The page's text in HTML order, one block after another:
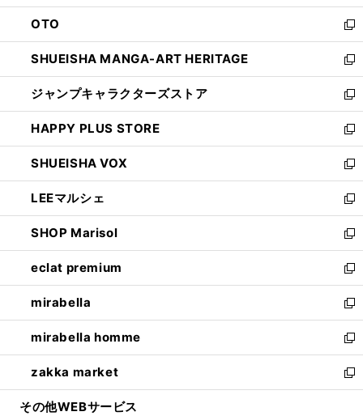
ウ
で
開
く
ン
ド
ウ
で
開
く
OTO
新
し
い
ウ
ィ
ン
ド
ウ
で
開
く
SHUEISHA MANGA-ART HERITAGE
新
し
い
ウ
ィ
ン
ド
ウ
で
開
く
ジャンプキャラクターズストア
新
し
い
ウ
ィ
ン
ド
ウ
で
開
く
HAPPY PLUS STORE
新
し
い
ウ
ィ
ン
ド
ウ
で
開
く
SHUEISHA VOX
新
し
い
ウ
ィ
ン
ド
ウ
で
開
く
LEEマルシェ
新
し
い
ウ
ィ
ン
ド
ウ
で
開
く
SHOP Marisol
新
し
い
ウ
ィ
ン
ド
ウ
で
開
eclat premium
新
し
い
ウ
ィ
ン
ド
ウ
mirabella
新
し
い
ウ
ィ
ン
mirabella homme
新
し
い
ウ
zakka market
新
し
その他WEBサービス